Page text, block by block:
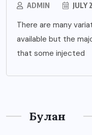
ADMIN JULY
There are many
available but the
that some injected
Булан